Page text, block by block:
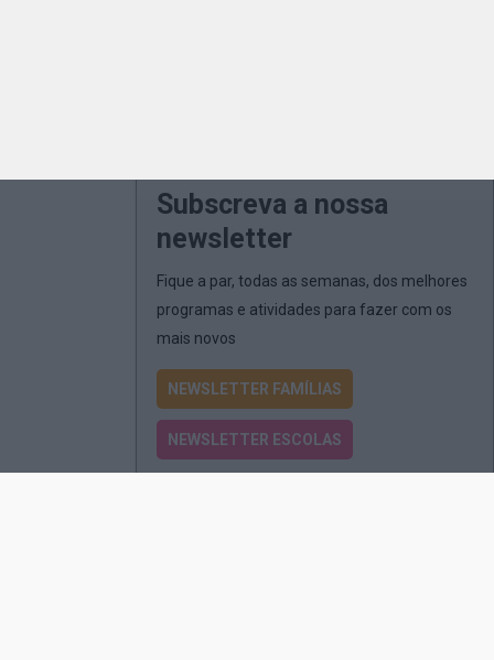
Subscreva a nossa
newsletter
Fique a par, todas as semanas, dos melhores
programas e atividades para fazer com os
mais novos
NEWSLETTER FAMÍLIAS
NEWSLETTER ESCOLAS